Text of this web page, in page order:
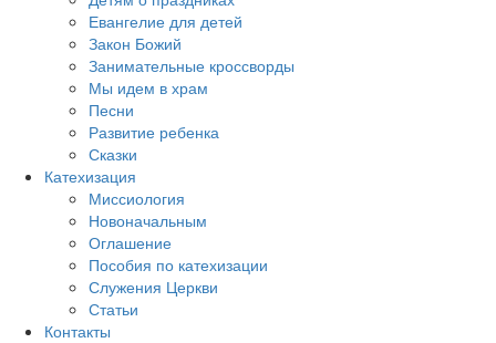
Евангелие для детей
Закон Божий
Занимательные кроссворды
Мы идем в храм
Песни
Развитие ребенка
Сказки
Катехизация
Миссиология
Новоначальным
Оглашение
Пособия по катехизации
Служения Церкви
Статьи
Контакты